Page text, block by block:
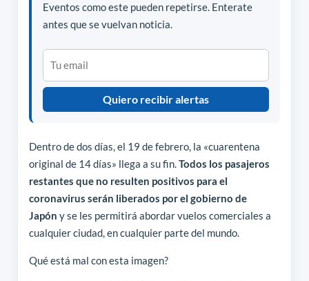
Eventos como este pueden repetirse. Enterate
antes que se vuelvan noticia.
Quiero recibir alertas
Dentro de dos días, el 19 de febrero, la «cuarentena
original de 14 días» llega a su fin.Todos los pasajeros
restantes que no resulten positivos para el
coronavirus serán liberados por el gobierno de
Japón y se les permitirá abordar vuelos comerciales a
cualquier ciudad, en cualquier parte del mundo.
Qué está mal con esta imagen?